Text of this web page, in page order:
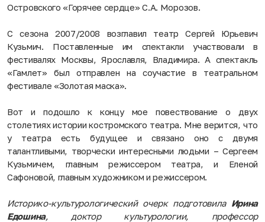
Островского «Горячее сердце» С.А. Морозов.
С сезона 2007/2008 возглавил театр Сергей Юрьевич
Кузьмич. Поставленные им спектакли участвовали в
фестивалях Москвы, Ярославля, Владимира. А спектакль
«Гамлет» был отправлен на соучастие в театральном
фестивале «Золотая маска».
Вот и подошло к концу мое повествование о двух
столетиях истории костромского театра. Мне верится, что
у театра есть будущее и связано оно с двумя
талантливыми, творчески интересными людьми – Сергеем
Кузьмичем, главным режиссером театра, и Еленой
Сафоновой, главным художником и режиссером.
Историко-культурологический очерк подготовила Ирина
Едошина, доктор культурологии, профессор